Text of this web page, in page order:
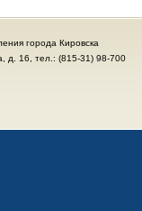
города Кировска
д. 16, тел.: (815-31) 98-700